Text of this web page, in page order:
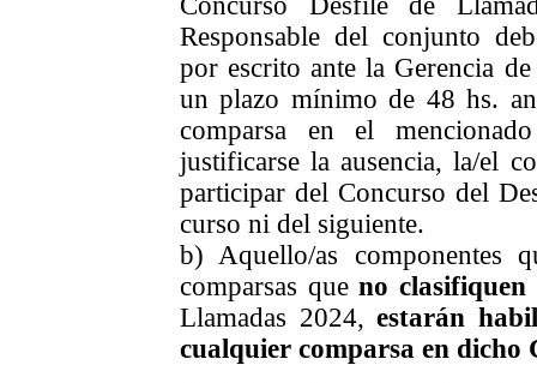
Responsable del conjunto
por escrito ante la Gerencia
un plazo mínimo de 48 hs.
comparsa en el
justificarse la ausencia, la/el
participar del Concurso del
curso ni del siguiente.
b) Aquello/as componentes
comparsas queno clasifiquen
Llamadas 2024,estarán
cualquier comparsa en dicho